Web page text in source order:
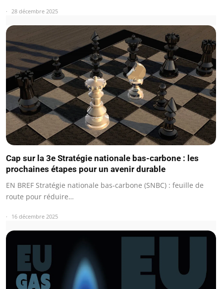
28 décembre 2025
Cap sur la 3e Stratégie nationale bas-carbone : les
prochaines étapes pour un avenir durable
EN BREF Stratégie nationale bas-carbone (SNBC) : feuille de
route pour réduire…
16 décembre 2025